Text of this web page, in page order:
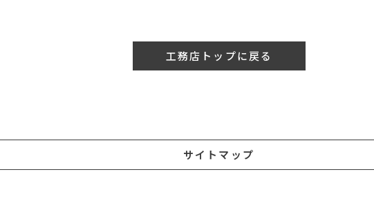
工務店トップに戻る
サイトマップ